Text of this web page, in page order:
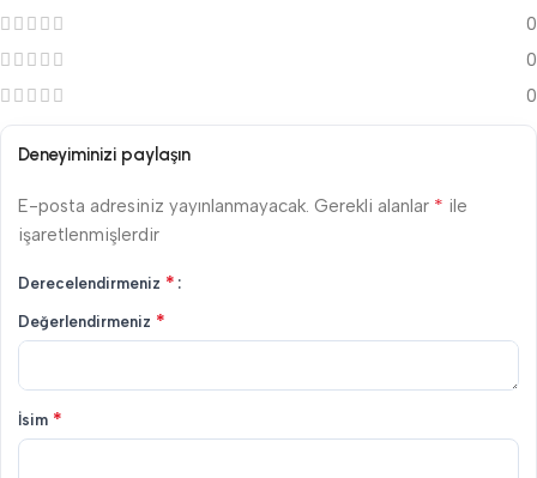
0
0
0
Deneyiminizi paylaşın
E-posta adresiniz yayınlanmayacak. Gerekli alanlar * ile
işaretlenmişlerdir
Derecelendirmeniz *
Değerlendirmeniz *
İsim *